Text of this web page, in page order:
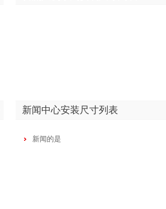
新闻中心安装尺寸列表
新闻的是